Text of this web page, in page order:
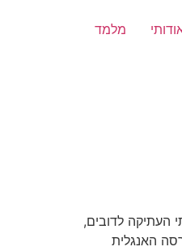
מלמד
העתיקה לדובים,
האנגלית